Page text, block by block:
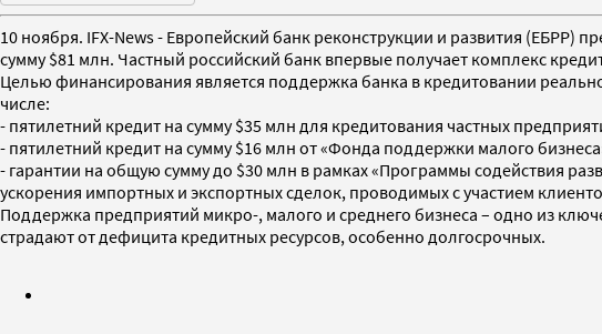
10 ноября. IFX-News - Европейский банк реконструкции и развития
сумму $81 млн. Частный российский банк впервые получает комплекс
Целью финансирования является поддержка банка в кредитовании
числе:
- пятилетний кредит на сумму $35 млн для кредитования частных
- пятилетний кредит на сумму $16 млн от «Фонда поддержки малого
- гарантии на общую сумму до $30 млн в рамках «Программы содействия
ускорения импортных и экспортных сделок, проводимых с участием
Поддержка предприятий микро-, малого и среднего бизнеса – одно из
страдают от дефицита кредитных ресурсов, особенно долгосрочных.